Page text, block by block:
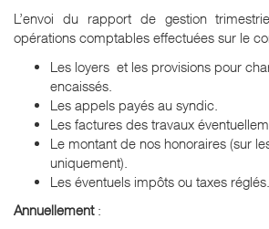
L’envoi du rapport de gestion
opérations comptables effectuées sur le
Les loyers et les provisions pour
encaissés.
Les appels payés au syndic.
Les factures des travaux
Le montant de nos honoraires (sur
uniquement).
Les éventuels impôts ou taxes réglés.
Annuellement: